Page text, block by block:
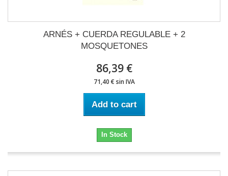
ARNÉS + CUERDA REGULABLE + 2
MOSQUETONES
86,39 €
71,40 € sin IVA
Add to cart
In Stock